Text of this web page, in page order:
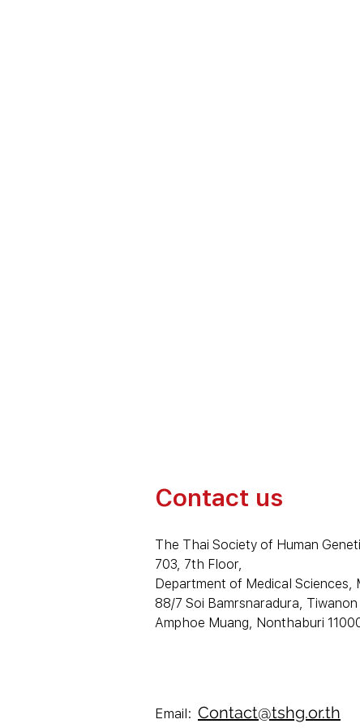
Contact us
The Thai Society of Human
703, 7th Floor,
Department of Medical Sciences,
88/7 Soi Bamrsnaradura, Tiwanon
Amphoe Muang, Nonthaburi
Email: Contact@tshg.or.th